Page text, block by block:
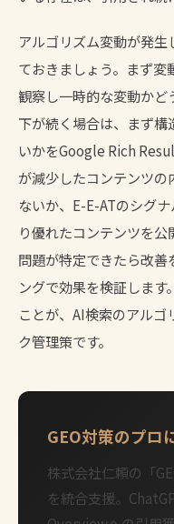
アルゴリズム変動が発
ておきましょう。まず変
観察し一時的な変動か
下が続く場合は、まず
いかをGoogle Rich
が減少したコンテンツ
ないか、E-E-ATのシグ
り優れたコンテンツを公
問題が特定できたら改
ングで効果を検証します
ことが、AI検索のアル
ク管理策です。
GEO対策のプロ
株式会社仁頼の「
を統合支援。